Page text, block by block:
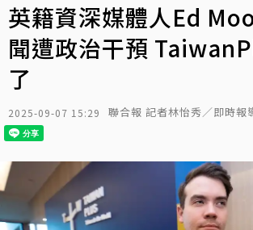
英籍資深媒體人Ed
聞遭政治干預
了
2025-09-07 15:29 聯合報 記者林怡秀／即時報